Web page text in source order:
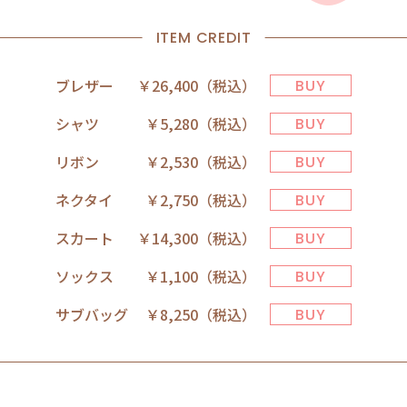
ート：明るいベージュカラーが可愛い入学式にぴったりの華
ITEM CREDIT
ブレザー ￥26,400（税込） BUY
シャツ ￥5,280（税込） BUY
リボン ￥2,530（税込） BUY
ネクタイ ￥2,750（税込） BUY
スカート ￥14,300（税込） BUY
ソックス ￥1,100（税込） BUY
サブバッグ ￥8,250（税込） BUY